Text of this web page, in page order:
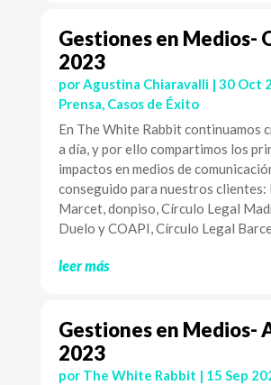
Gestiones en Medios-
2023
porAgustina Chiaravalli| 30 Oct
Prensa, Casos de Éxito
En The White Rabbit continuamos
a día, y por ello compartimos los
impactos en medios de
conseguido para nuestros clientes:
Marcet, donpiso, Círculo Legal
Duelo y COAPI, Círculo Legal
leer más
Gestiones en Medios-
2023
por The White Rabbit | 15 Sep